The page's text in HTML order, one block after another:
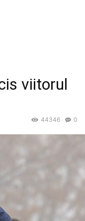
viitorul
0
44346